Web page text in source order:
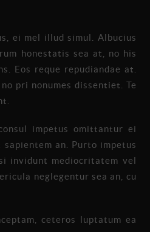
ei mel illud simul. Albucius
honestatis sea at, no his
Eos reque repudiandae at.
pri nonumes dissentiet. Te
impetus omittantur ei
an. Purto impetus
invidunt mediocritatem vel
neglegentur sea an, cu
ceteros luptatum ea